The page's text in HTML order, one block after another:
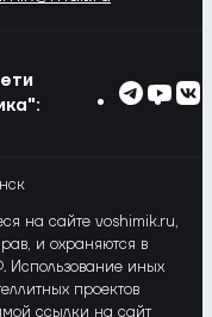
на сайте voshimik.ru,
и охраняются в
Использование иных
проектов
ссылки на сайт